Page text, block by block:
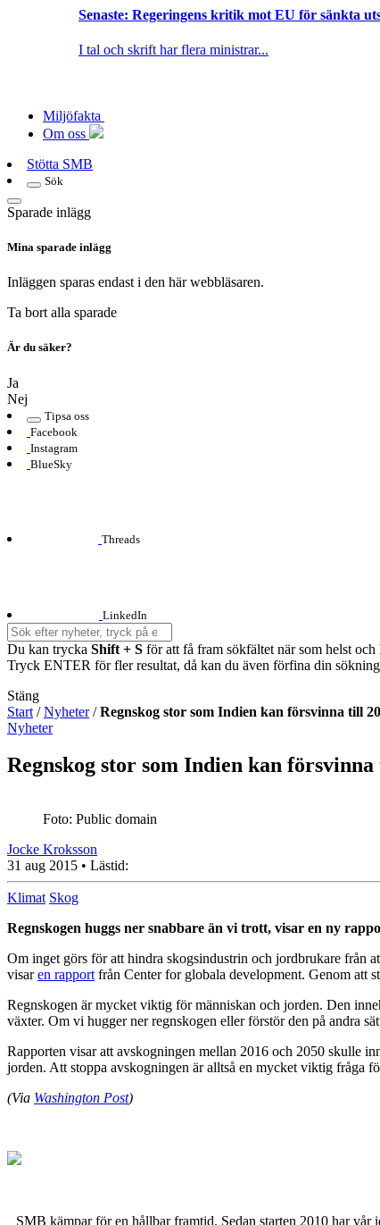
Senaste: Regeringens kritik mot EU för sänkta
I tal och skrift har flera ministrar...
Miljöfakta
Om oss
Stötta SMB
Sök
Sparade inlägg
Mina sparade inlägg
Inläggen sparas endast i den här webbläsaren.
Ta bort alla sparade
Är du säker?
Ja
Nej
Tipsa oss
Facebook
Instagram
BlueSky
Threads
LinkedIn
Du kan trycka Shift + S för att få fram sökfältet när som helst och
Tryck ENTER för fler resultat, då kan du även förfina din
Stäng
Start /Nyheter/Regnskog stor som Indien kan försvinna till
Nyheter
Regnskog stor som Indien kan
Foto: Public domain
Jocke Kroksson
31 aug 2015 • Lästid:
Klimat Skog
Regnskogen huggs ner snabbare än vi trott, visar en ny
Om inget görs för att hindra skogsindustrin och jordbrukare från
visaren rapport från Center for globala development. Genom att
Regnskogen är mycket viktig för människan och jorden. Den
växter. Om vi hugger ner regnskogen eller förstör den på andra
Rapporten visar att avskogningen mellan 2016 och 2050 skulle
jorden. Att stoppa avskogningen är alltså en mycket viktig fråga
(Via Washington Post)
SMB kämpar för en hållbar framtid. Sedan starten 2010 har